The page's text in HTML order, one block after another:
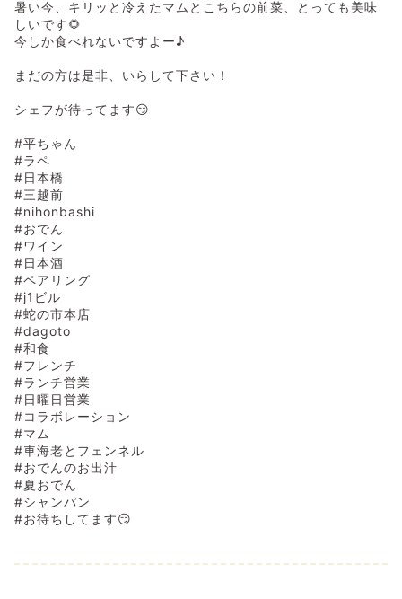
暑い今、キリッと冷えたマムとこちらの前菜、とっても美味
しいです🌻
今しか食べれないですよー♪
まだの方は是非、いらして下さい！
シェフが待ってます😏
#平ちゃん
#ラペ
#日本橋
#三越前
#nihonbashi
#おでん
#ワイン
#日本酒
#ペアリング
#j1ビル
#蛇の市本店
#dagoto
#和食
#フレンチ
#ランチ営業
#日曜日営業
#コラボレーション
#マム
#車海老とフェンネル
#おでんのお出汁
#夏おでん
#シャンパン
#お待ちしてます😏